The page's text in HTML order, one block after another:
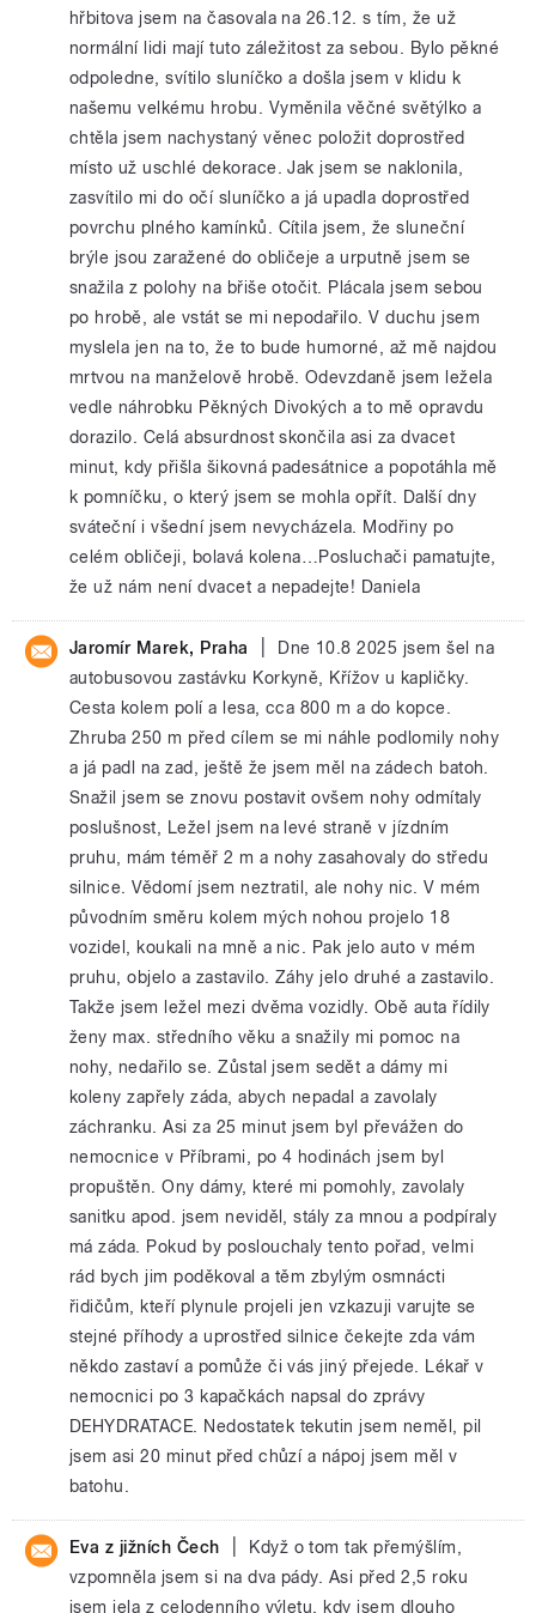
hřbitova jsem na časovala na 26.12. s tím, že už
normální lidi mají tuto záležitost za sebou. Bylo pěkné
odpoledne, svítilo sluníčko a došla jsem v klidu k
našemu velkému hrobu. Vyměnila věčné světýlko a
chtěla jsem nachystaný věnec položit doprostřed
místo už uschlé dekorace. Jak jsem se naklonila,
zasvítilo mi do očí sluníčko a já upadla doprostřed
povrchu plného kamínků. Cítila jsem, že sluneční
brýle jsou zaražené do obličeje a urputně jsem se
snažila z polohy na břiše otočit. Plácala jsem sebou
po hrobě, ale vstát se mi nepodařilo. V duchu jsem
myslela jen na to, že to bude humorné, až mě najdou
mrtvou na manželově hrobě. Odevzdaně jsem ležela
vedle náhrobku Pěkných Divokých a to mě opravdu
dorazilo. Celá absurdnost skončila asi za dvacet
minut, kdy přišla šikovná padesátnice a popotáhla mě
k pomníčku, o který jsem se mohla opřít. Další dny
sváteční i všední jsem nevycházela. Modřiny po
celém obličeji, bolavá kolena…Posluchači pamatujte,
že už nám není dvacet a nepadejte! Daniela
Jaromír Marek, Praha
Dne 10.8 2025 jsem šel na
autobusovou zastávku Korkyně, Křížov u kapličky.
Cesta kolem polí a lesa, cca 800 m a do kopce.
Zhruba 250 m před cílem se mi náhle podlomily nohy
a já padl na zad, ještě že jsem měl na zádech batoh.
Snažil jsem se znovu postavit ovšem nohy odmítaly
poslušnost, Ležel jsem na levé straně v jízdním
pruhu, mám téměř 2 m a nohy zasahovaly do středu
silnice. Vědomí jsem neztratil, ale nohy nic. V mém
původním směru kolem mých nohou projelo 18
vozidel, koukali na mně a nic. Pak jelo auto v mém
pruhu, objelo a zastavilo. Záhy jelo druhé a zastavilo.
Takže jsem ležel mezi dvěma vozidly. Obě auta řídily
ženy max. středního věku a snažily mi pomoc na
nohy, nedařilo se. Zůstal jsem sedět a dámy mi
koleny zapřely záda, abych nepadal a zavolaly
záchranku. Asi za 25 minut jsem byl převážen do
nemocnice v Příbrami, po 4 hodinách jsem byl
propuštěn. Ony dámy, které mi pomohly, zavolaly
sanitku apod. jsem neviděl, stály za mnou a podpíraly
má záda. Pokud by poslouchaly tento pořad, velmi
rád bych jim poděkoval a těm zbylým osmnácti
řidičům, kteří plynule projeli jen vzkazuji varujte se
stejné příhody a uprostřed silnice čekejte zda vám
někdo zastaví a pomůže či vás jiný přejede. Lékař v
nemocnici po 3 kapačkách napsal do zprávy
DEHYDRATACE. Nedostatek tekutin jsem neměl, pil
jsem asi 20 minut před chůzí a nápoj jsem měl v
batohu.
Eva z jižních Čech
Když o tom tak přemýšlím,
vzpomněla jsem si na dva pády. Asi před 2,5 roku
jsem jela z celodenního výletu, kdy jsem dlouho